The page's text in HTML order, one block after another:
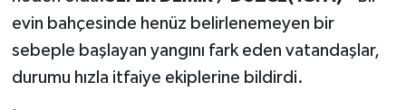
evin bahçesinde henüz belirlenemeyen bir
sebeple başlayan yangını fark eden vatandaşlar,
durumu hızla itfaiye ekiplerine bildirdi.